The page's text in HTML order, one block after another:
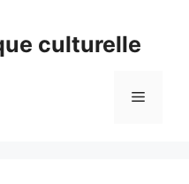
culturelle
Menu